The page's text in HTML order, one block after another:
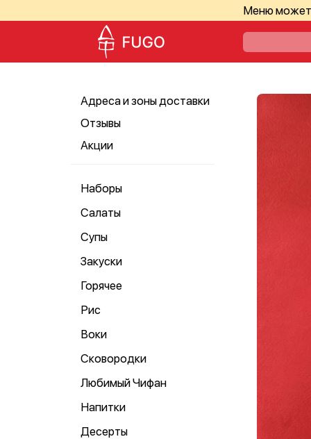
Меню может
Адреса и зоны доставки
Отзывы
Акции
Наборы
Салаты
Супы
Закуски
Горячее
Рис
Воки
Сковородки
Любимый Чифан
Напитки
Десерты